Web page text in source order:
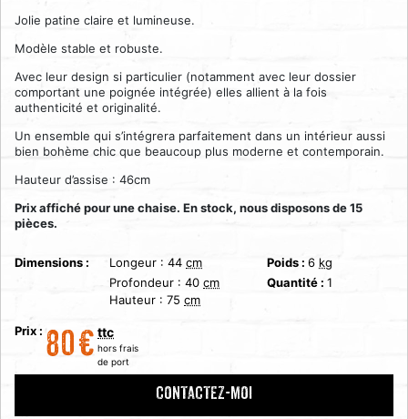
Jolie patine claire et lumineuse.
Modèle stable et robuste.
Avec leur design si particulier (notamment avec leur dossier
comportant une poignée intégrée) elles allient à la fois
authenticité et originalité.
Un ensemble qui s’intégrera parfaitement dans un intérieur aussi
bien bohème chic que beaucoup plus moderne et contemporain.
Hauteur d’assise : 46cm
Prix affiché pour une chaise. En stock, nous disposons de 15
pièces.
Dimensions : Longeur : 44 cm
Profondeur : 40 cm
Hauteur : 75 cm
Poids :6 kg
Quantité :1
Prix : 80€ ttc
hors frais
de port
CONTACTEZ-MOI